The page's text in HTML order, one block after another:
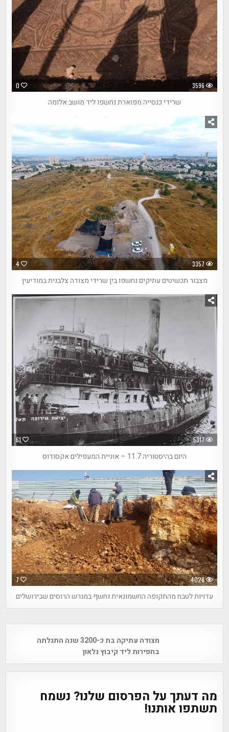
0 3596
שרידי כנסייה מפוארת נחשפו ליד מושב אלומה
4 3357
מצבור תכשיטים עתיקים נחשפו בין שרידי מצודה צלבנית במודיעין
61 5317
היום בהיסטוריה 11.7 – אוניית המעפילים אקסודוס
7 4028
עדויות לטבח מהתקופה החשמונאית נחשף במגרש הרוסים שבירושלים
navigation
מצודה עתיקה בת כ-3200 שנה התגלתה
בחפירות ליד קיבוץ גלאון
מה דעתך על הפרסום שלנו? נשמח
תשתפו אותנו!